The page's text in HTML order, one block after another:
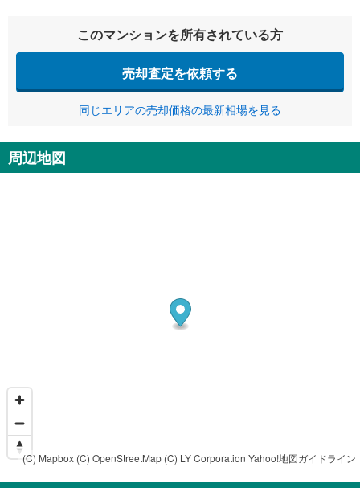
このマンションを所有されている方
売却査定を依頼する
同じエリアの売却価格の最新相場を見る
周辺地図
(C) Mapbox (C) OpenStreetMap (C) LY Corporation Yahoo!地図ガイドライン